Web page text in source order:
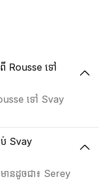
ពី Rousse ទៅ
ទៅ Svay
ប់ Svay
នដូចជា៖ Serey